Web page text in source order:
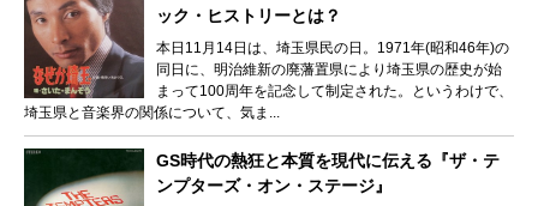
ック・ヒストリーとは？
本日11月14日は、埼玉県民の日。1971年(昭和46年)の
同日に、明治維新の廃藩置県により埼玉県の歴史が始
まって100周年を記念して制定された。というわけで、
埼玉県と音楽界の関係について、気ま...
GS時代の熱狂と本質を現代に伝える『ザ・テ
ンプターズ・オン・ステージ』